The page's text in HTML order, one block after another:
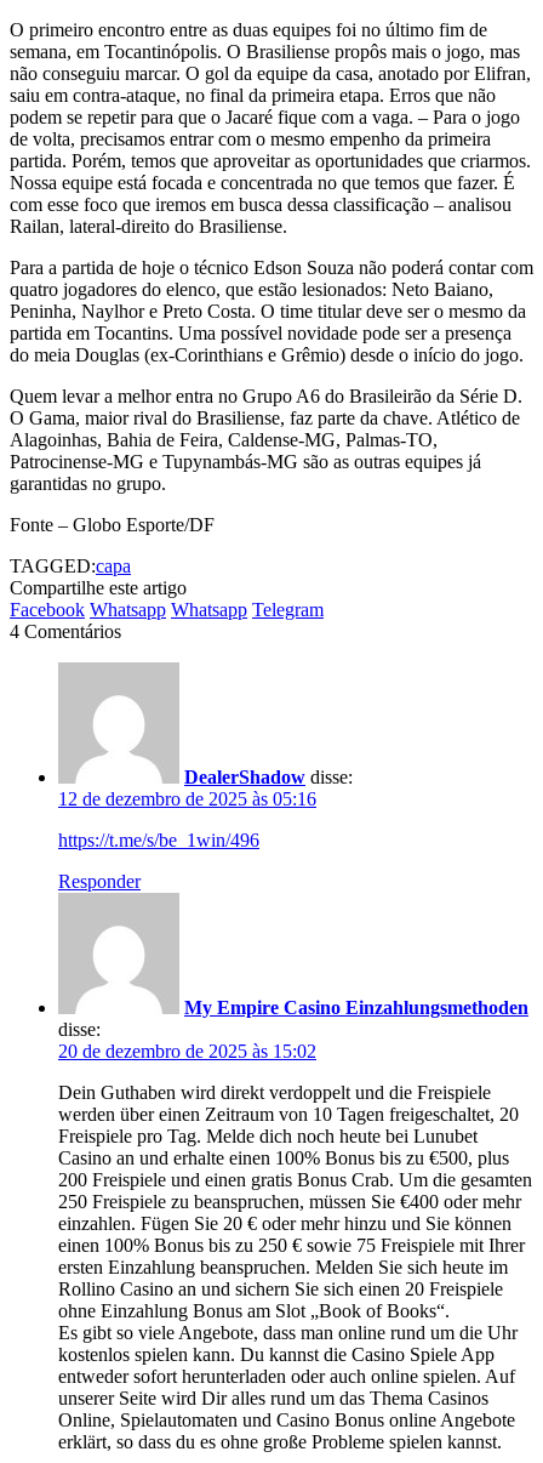
O primeiro encontro entre as duas equipes foi no último fim de
semana, em Tocantinópolis. O Brasiliense propôs mais o jogo, mas
não conseguiu marcar. O gol da equipe da casa, anotado por Elifran,
saiu em contra-ataque, no final da primeira etapa. Erros que não
podem se repetir para que o Jacaré fique com a vaga. – Para o jogo
de volta, precisamos entrar com o mesmo empenho da primeira
partida. Porém, temos que aproveitar as oportunidades que criarmos.
Nossa equipe está focada e concentrada no que temos que fazer. É
com esse foco que iremos em busca dessa classificação – analisou
Railan, lateral-direito do Brasiliense.
Para a partida de hoje o técnico Edson Souza não poderá contar com
quatro jogadores do elenco, que estão lesionados: Neto Baiano,
Peninha, Naylhor e Preto Costa. O time titular deve ser o mesmo da
partida em Tocantins. Uma possível novidade pode ser a presença
do meia Douglas (ex-Corinthians e Grêmio) desde o início do jogo.
Quem levar a melhor entra no Grupo A6 do Brasileirão da Série D.
O Gama, maior rival do Brasiliense, faz parte da chave. Atlético de
Alagoinhas, Bahia de Feira, Caldense-MG, Palmas-TO,
Patrocinense-MG e Tupynambás-MG são as outras equipes já
garantidas no grupo.
Fonte – Globo Esporte/DF
TAGGED:capa
Compartilhe este artigo
Facebook Whatsapp Whatsapp Telegram
4 Comentários
DealerShadow disse:
12 de dezembro de 2025 às 05:16
https://t.me/s/be_1win/496
Responder
My Empire Casino Einzahlungsmethoden
disse:
20 de dezembro de 2025 às 15:02
Dein Guthaben wird direkt verdoppelt und die Freispiele
werden über einen Zeitraum von 10 Tagen freigeschaltet, 20
Freispiele pro Tag. Melde dich noch heute bei Lunubet
Casino an und erhalte einen 100% Bonus bis zu €500, plus
200 Freispiele und einen gratis Bonus Crab. Um die gesamten
250 Freispiele zu beanspruchen, müssen Sie €400 oder mehr
einzahlen. Fügen Sie 20 € oder mehr hinzu und Sie können
einen 100% Bonus bis zu 250 € sowie 75 Freispiele mit Ihrer
ersten Einzahlung beanspruchen. Melden Sie sich heute im
Rollino Casino an und sichern Sie sich einen 20 Freispiele
ohne Einzahlung Bonus am Slot „Book of Books“.
Es gibt so viele Angebote, dass man online rund um die Uhr
kostenlos spielen kann. Du kannst die Casino Spiele App
entweder sofort herunterladen oder auch online spielen. Auf
unserer Seite wird Dir alles rund um das Thema Casinos
Online, Spielautomaten und Casino Bonus online Angebote
erklärt, so dass du es ohne große Probleme spielen kannst.